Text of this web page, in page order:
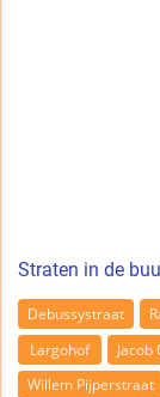
Straten in de
Debussystraat
Largohof
Willem Pijperstraat